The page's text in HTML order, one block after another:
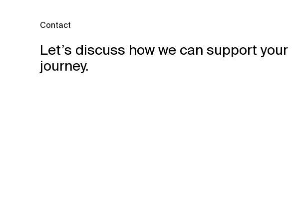
Contact
Let’s discuss how we can support your
journey.